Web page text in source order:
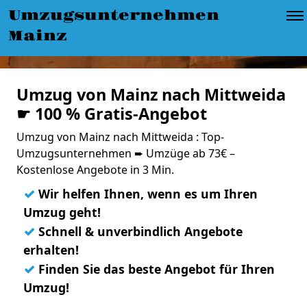
Umzugsunternehmen
Mainz
Umzug von Mainz nach Mittweida
☛ 100 % Gratis-Angebot
Umzug von Mainz nach Mittweida : Top-
Umzugsunternehmen ➨ Umzüge ab 73€ –
Kostenlose Angebote in 3 Min.
✓ Wir helfen Ihnen, wenn es um Ihren
Umzug geht!
✓ Schnell & unverbindlich Angebote
erhalten!
✓ Finden Sie das beste Angebot für Ihren
Umzug!